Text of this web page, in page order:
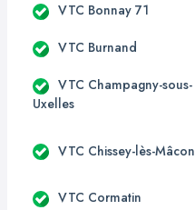
VTC Bonnay 71
VTC Burnand
VTC Champagny-sous-
Uxelles
VTC Chissey-lès-Mâcon
VTC Cormatin